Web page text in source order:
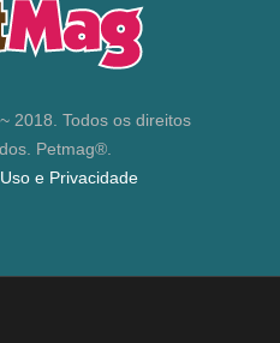
2018. Todos os direitos
Petmag®.
e Privacidade